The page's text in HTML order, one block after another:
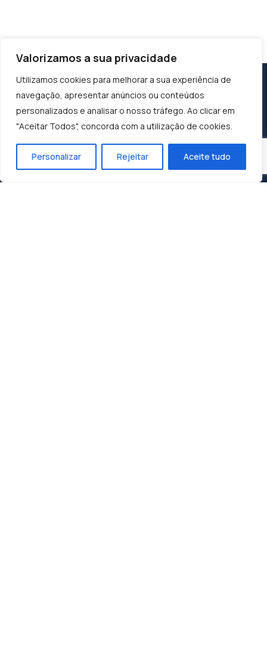
Valorizamos a sua privacidade
Utilizamos cookies para melhorar a sua experiência de
navegação, apresentar anúncios ou conteúdos
personalizados e analisar o nosso tráfego. Ao clicar em
"Aceitar Todos", concorda com a utilização de cookies.
Personalizar Rejeitar Aceite tudo
Construindo o Sucesso, Moldando o Futuro:
Dunasol, A Sua Parceira de Confiança.